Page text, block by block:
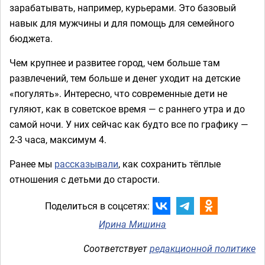
зарабатывать, например, курьерами. Это базовый
навык для мужчины и для помощь для семейного
бюджета.
Чем крупнее и развитее город, чем больше там
развлечений, тем больше и денег уходит на детские
«погулять». Интересно, что современные дети не
гуляют, как в советское время — с раннего утра и до
самой ночи. У них сейчас как будто все по графику —
2-3 часа, максимум 4.
Ранее мы рассказывали, как сохранить тёплые
отношения с детьми до старости.
Поделиться в соцсетях:
Ирина Мишина
Соответствуетредакционной политике